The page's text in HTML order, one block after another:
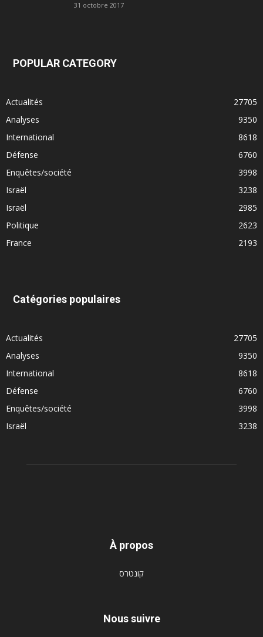
31 octobre 2017
POPULAR CATEGORY
Actualités
27705
Analyses
9350
International
8618
Défense
6760
Enquêtes/société
3998
Israël
3238
Israël
2985
Politique
2623
France
2193
Catégories populaires
Actualités
27705
Analyses
9350
International
8618
Défense
6760
Enquêtes/société
3998
Israël
3238
À propos
קונטרס
Nous suivre